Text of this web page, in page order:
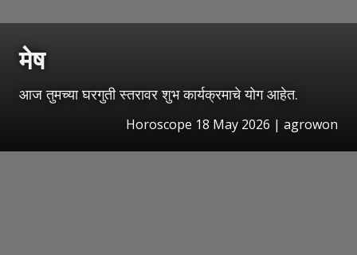
मेष
आज तुमच्या घरगुती स्तरावर शुभ कार्यक्रमाचे योग आहेत.
Horoscope 18 May 2026 | agrowon